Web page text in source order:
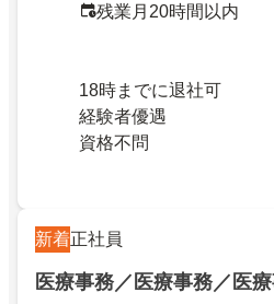
残業月20時間以内
18時までに退社可
経験者優遇
資格不問
新着正社員
医療事務／医療事務／医